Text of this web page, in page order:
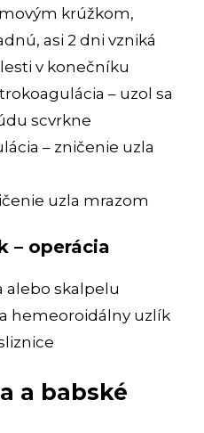
krúžkom,
asi 2 dni vzniká
v konečníku
– uzol sa
scvrkne
– zničenie uzla
uzla mrazom
– operácia
alebo skalpelu
hemeoroidálny uzlík
a babské